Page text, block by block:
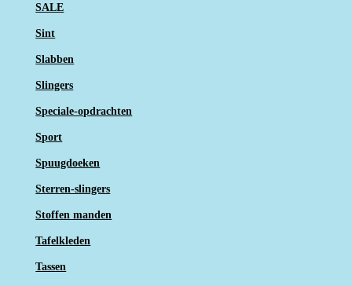
SALE
Sint
Slabben
Slingers
Speciale-opdrachten
Sport
Spuugdoeken
Sterren-slingers
Stoffen manden
Tafelkleden
Tassen